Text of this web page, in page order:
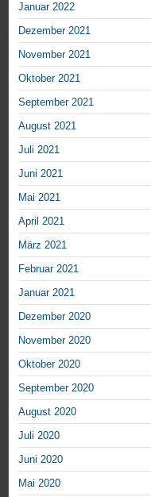
Januar 2022
Dezember 2021
November 2021
Oktober 2021
September 2021
August 2021
Juli 2021
Juni 2021
Mai 2021
April 2021
März 2021
Februar 2021
Januar 2021
Dezember 2020
November 2020
Oktober 2020
September 2020
August 2020
Juli 2020
Juni 2020
Mai 2020